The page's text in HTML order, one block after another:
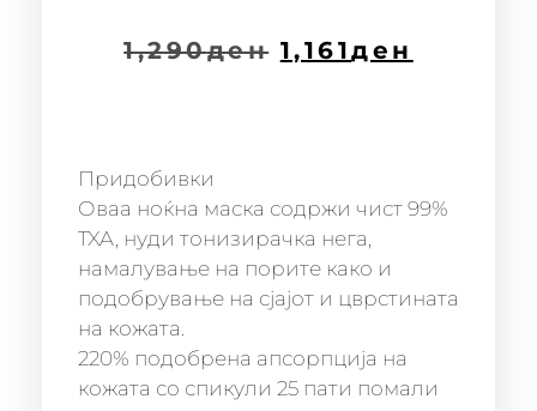
1,290ден 1,161ден
Придобивки
Оваа ноќна маска содржи чист 99%
TXA, нуди тонизирачка нега,
намалување на порите како и
подобрување на сјајот и цврстината
на кожата.
220% подобрена апсорпција на
кожата со спикули 25 пати помали